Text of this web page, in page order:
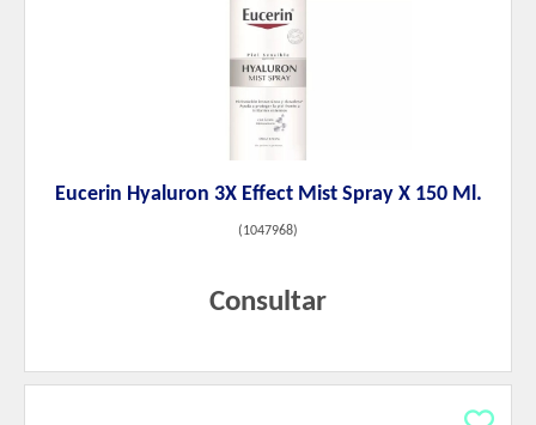
Eucerin Hyaluron 3X Effect Mist Spray X 150 Ml.
(1047968)
Consultar